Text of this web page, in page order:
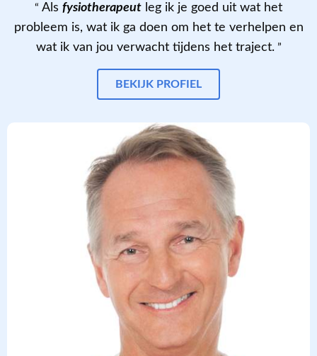
Als fysiotherapeut leg ik je goed uit wat het
probleem is, wat ik ga doen om het te verhelpen en
wat ik van jou verwacht tijdens het traject.
BEKIJK PROFIEL